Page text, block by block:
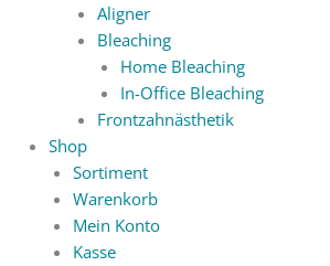
Aligner
Bleaching
Home Bleaching
In-Office Bleaching
Frontzahnästhetik
Shop
Sortiment
Warenkorb
Mein Konto
Kasse